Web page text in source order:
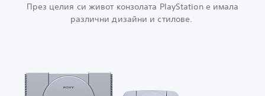
През целия си живот конзолата PlayStation е имала
различни дизайни и стилове.